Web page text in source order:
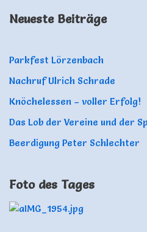
Neueste Beiträge
Parkfest Lörzenbach
Nachruf Ulrich Schrade
Knöchelessen – voller Erfolg!
Das Lob der Vereine und der
Beerdigung Peter Schlechter
Foto des Tages